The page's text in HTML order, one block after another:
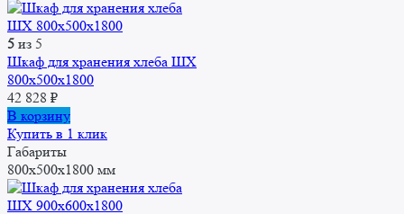
5 из 5
Шкаф для хранения хлеба ШХ
800х500х1800
42 828 ₽
В корзину
Купить в 1 клик
Габариты
800х500х1800 мм